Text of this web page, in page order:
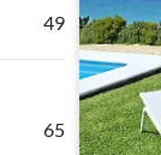
49
65